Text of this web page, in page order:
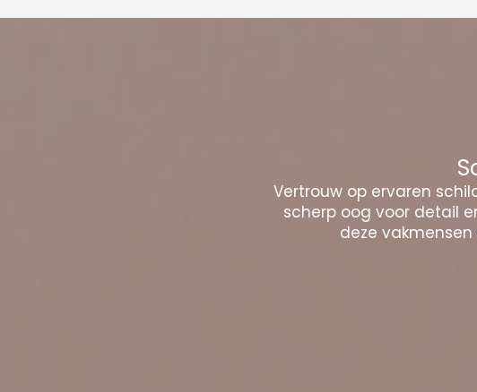
Vertrouw op ervaren
scherp oog voor detail
deze